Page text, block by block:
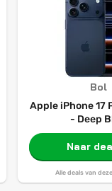
Bol
Apple iPhone 17
- Deep
Naar
Alle deals van